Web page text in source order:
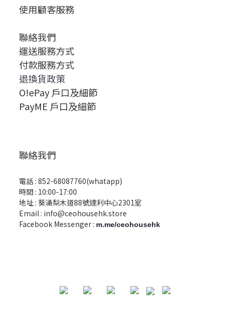
使用顧客服務
聯絡我們
運送服務方式
付款服務方式
退換貨政策
O!ePay 戶口及細節
PayME 戶口及細節
聯絡我們
電話 : 852-68087760(whatapp)
時間 : 10:00-17:00
地址 : 葵涌梨木道88號達利中心2301室
Email : info@ceohousehk.store
Facebook Messenger : m.me/ceohousehk